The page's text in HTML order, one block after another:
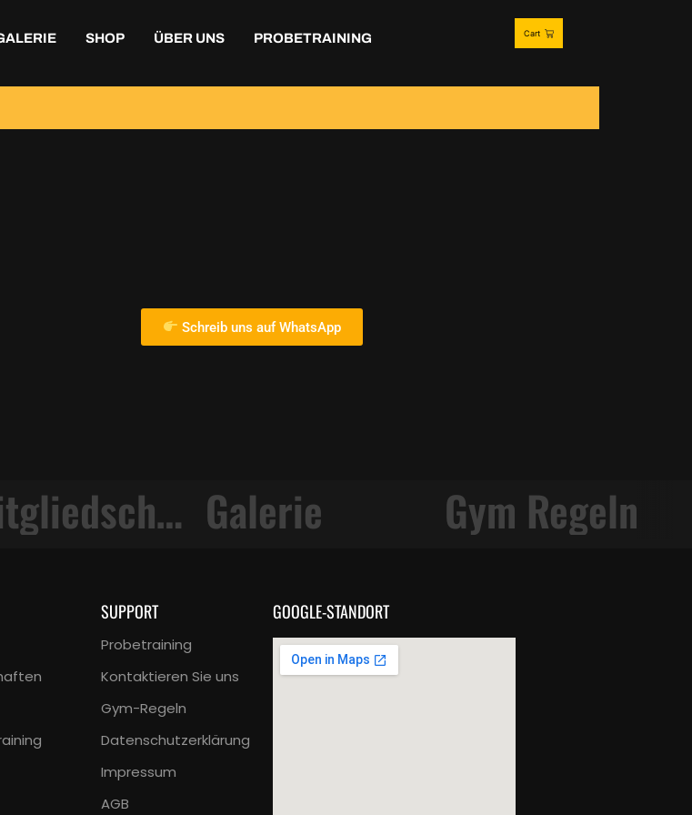
SHOP ÜBER UNS PROBETRAINING Cart
Schreib uns auf WhatsApp
Mitgliedschaften Galerie Gym Regeln
SUPPORT
Probetraining
Kontaktieren Sie uns
Gym-Regeln
Datenschutzerklärung
Impressum
AGB
GOOGLE-STANDORT